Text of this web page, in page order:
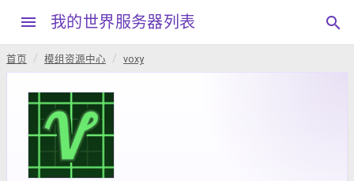
menu 我的世界服务器列表 search
首页 模组资源中心 voxy